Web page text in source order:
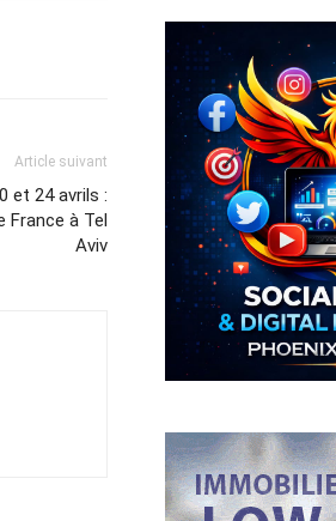
Article suivant
et 24 avrils :
France à Tel
Aviv